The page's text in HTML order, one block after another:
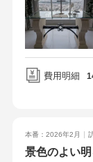
ョンでした。富
す。もぅ一度、
泊ご招待させ
ゆったり過ごす
に進めることが
費用明細
本番：2026年2月
景色のよい